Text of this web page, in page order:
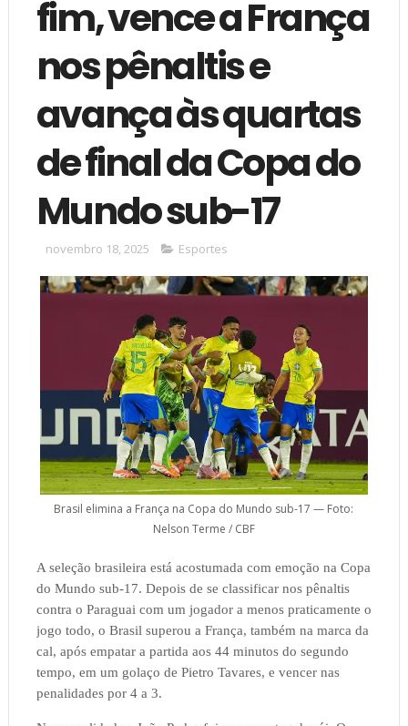
fim, vence a França
nos pênaltis e
avança às quartas
de final da Copa do
Mundo sub-17
novembro 18, 2025 Esportes
Brasil elimina a França na Copa do Mundo sub-17 — Foto:
Nelson Terme / CBF
A seleção brasileira está acostumada com emoção na Copa
do Mundo sub-17. Depois de se classificar nos pênaltis
contra o Paraguai com um jogador a menos praticamente o
jogo todo, o Brasil superou a França, também na marca da
cal, após empatar a partida aos 44 minutos do segundo
tempo, em um golaço de Pietro Tavares, e vencer nas
penalidades por 4 a 3.